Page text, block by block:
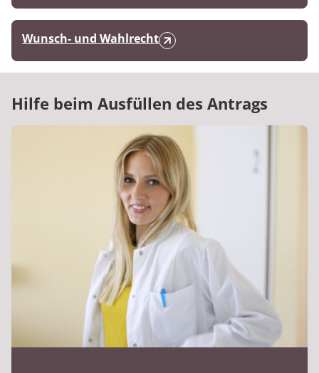
Wunsch- und Wahlrecht
Hilfe beim Ausfüllen des Antrags